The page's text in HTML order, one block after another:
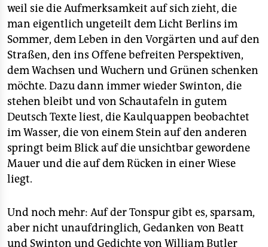
weil sie die Aufmerksamkeit auf sich zieht, die
man eigentlich ungeteilt dem Licht Berlins im
Sommer, dem Leben in den Vorgärten und auf den
Straßen, den ins Offene befreiten Perspektiven,
dem Wachsen und Wuchern und Grünen schenken
möchte. Dazu dann immer wieder Swinton, die
stehen bleibt und von Schautafeln in gutem
Deutsch Texte liest, die Kaulquappen beobachtet
im Wasser, die von einem Stein auf den anderen
springt beim Blick auf die unsichtbar gewordene
Mauer und die auf dem Rücken in einer Wiese
liegt.
Und noch mehr: Auf der Tonspur gibt es, sparsam,
aber nicht unaufdringlich, Gedanken von Beatt
und Swinton und Gedichte von William Butler